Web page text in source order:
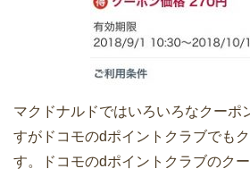
マクドナルドではいろいろなクーポ
すがドコモのdポイントクラブでも
す。ドコモのdポイントクラブのク